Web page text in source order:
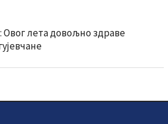
лета довољно здраве